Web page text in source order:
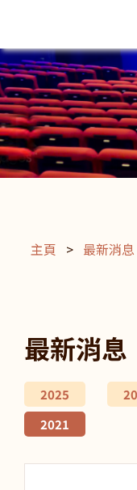
主頁 > 最新消息
最新消息
2025
2021